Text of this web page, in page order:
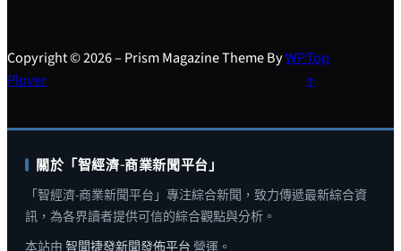
Copyright © 2026 – Prism Magazine Theme ByWP
Plover
Top
↑
關於「智經濟-商業新聞平台」
「智經濟-商業新聞平台」專注綜合新聞，致力傳遞最新綜合資
訊，為各界讀者提供可信的綜合觀點與分析。
本站由 智聞捷發新聞發佈平台 營運。